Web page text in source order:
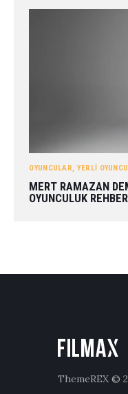
OYUNCULAR, YERLI
MERT RAMAZAN
OYUNCULUK
ThemeREX ©